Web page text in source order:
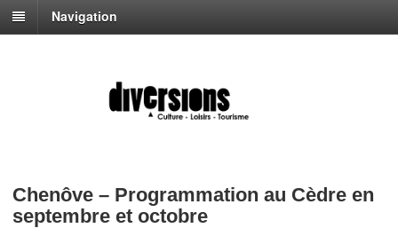
Navigation
Chenôve – Programmation au Cèdre en
septembre et octobre